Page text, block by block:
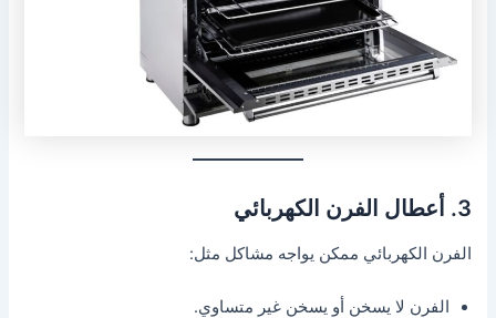
3. أعطال الفرن الكهربائي
الفرن الكهربائي ممكن يواجه مشاكل مثل:
الفرن لا يسخن أو يسخن غير متساوي.